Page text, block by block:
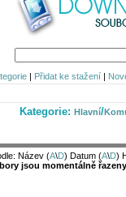
| Přidat ke stažení|
Kategorie: Hlavní/
Název (A\D) Datum (A\D)
jsou momentálně